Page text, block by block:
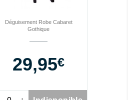
Déguisement Robe Cabaret
Gothique
Prix
29,95€